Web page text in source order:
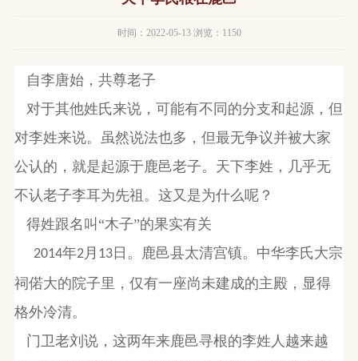
时间：2022-05-13 浏览：1150
自李唐始，共尊老子
对于其他姓氏来说，可能有不同的分支和起源，但
对李姓来说。虽然说法也多，但最无争议并被大家
公认的，就是起源于鹿邑老子。天下李姓，几乎无
不认老子李耳为先祖。这又是为什么呢？
得姓跟名叫“木子”的果实有关
2014年2月 13日。鹿邑县太清宫镇。中华李氏大宗
祠偌大的院子里，仅有一座尚未建成的主殿，显得
格外冷清。
门卫老刘说，这两年来鹿邑寻根的李姓人越来越